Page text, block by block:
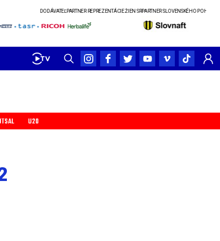
DODÁVATEĽPARTNER REPREZENTÁCIE ŽIEN SRPARTNER SLOVENSKÉHO
U20